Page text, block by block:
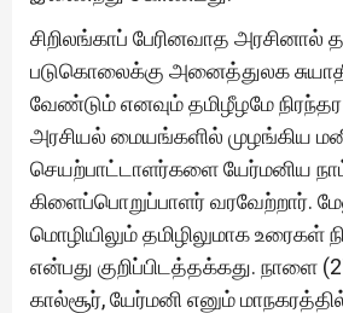
சிறிலங்காப் பேரினவாத அரசினால்
படுகொலைக்கு அனைத்துலக
வேண்டும் எனவும் தமிழீழமே
அரசியல் மையங்களில் முழங்கிய
செயற்பாட்டாளர்களை யேர்மனிய
கிளைப்பொறுப்பாளர் வரவேற்றார்.
மொழியிலும் தமிழிலுமாக உரைகள்
என்பது குறிப்பிடத்தக்கது. நாளை
கால்சூர், யேர்மனி எனும்